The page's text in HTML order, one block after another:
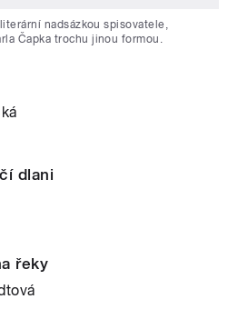
nadsázkou spisovatele,
Čapka trochu jinou formou.
dlani
řeky